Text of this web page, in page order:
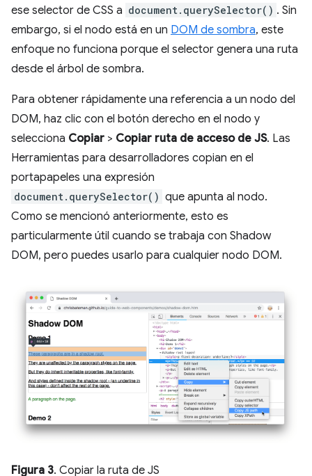
ese selector de CSS a document.querySelector() . Sin
embargo, si el nodo está en un DOM de sombra, este
enfoque no funciona porque el selector genera una ruta
desde el árbol de sombra.
Para obtener rápidamente una referencia a un nodo del
DOM, haz clic con el botón derecho en el nodo y
selecciona Copiar > Copiar ruta de acceso de JS. Las
Herramientas para desarrolladores copian en el
portapapeles una expresión
document.querySelector() que apunta al nodo.
Como se mencionó anteriormente, esto es
particularmente útil cuando se trabaja con Shadow
DOM, pero puedes usarlo para cualquier nodo DOM.
Figura 3. Copiar la ruta de JS